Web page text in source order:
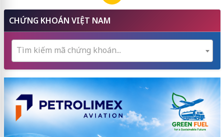
CHỨNG KHOÁN VIỆT NAM
Tìm kiếm mã chứng khoán...